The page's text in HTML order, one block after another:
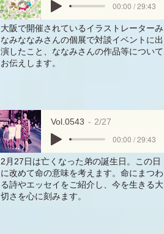
00:00 / 29:43
大阪で開催されているイラストレーターみ
なみななみさんの個展で対談イベントに出
演したこと、ななみさんの作品等について
お伝えします。
Vol.0543 2/27
00:00 / 29:43
2月27日は亡くなった弟の誕生日。この日
に改めて命の意味を考えます。命にまつわ
る詩やエッセイをご紹介し、今を生きる大
切さを心に刻みます。